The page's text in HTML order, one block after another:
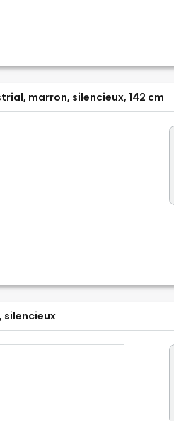
marron, silencieux, 142 cm
silencieux